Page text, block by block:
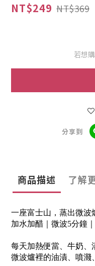
NT$249 NT$369
若想
分享到
商品描述 了解
一座富士山，蒸出微波
加水加醋｜微波5分鐘
每天加熱便當、牛奶、
微波爐裡的油漬、噴